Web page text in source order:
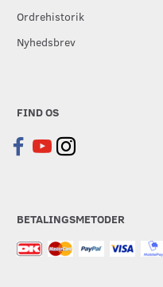
Ordrehistorik
Nyhedsbrev
FIND OS
BETALINGSMETODER